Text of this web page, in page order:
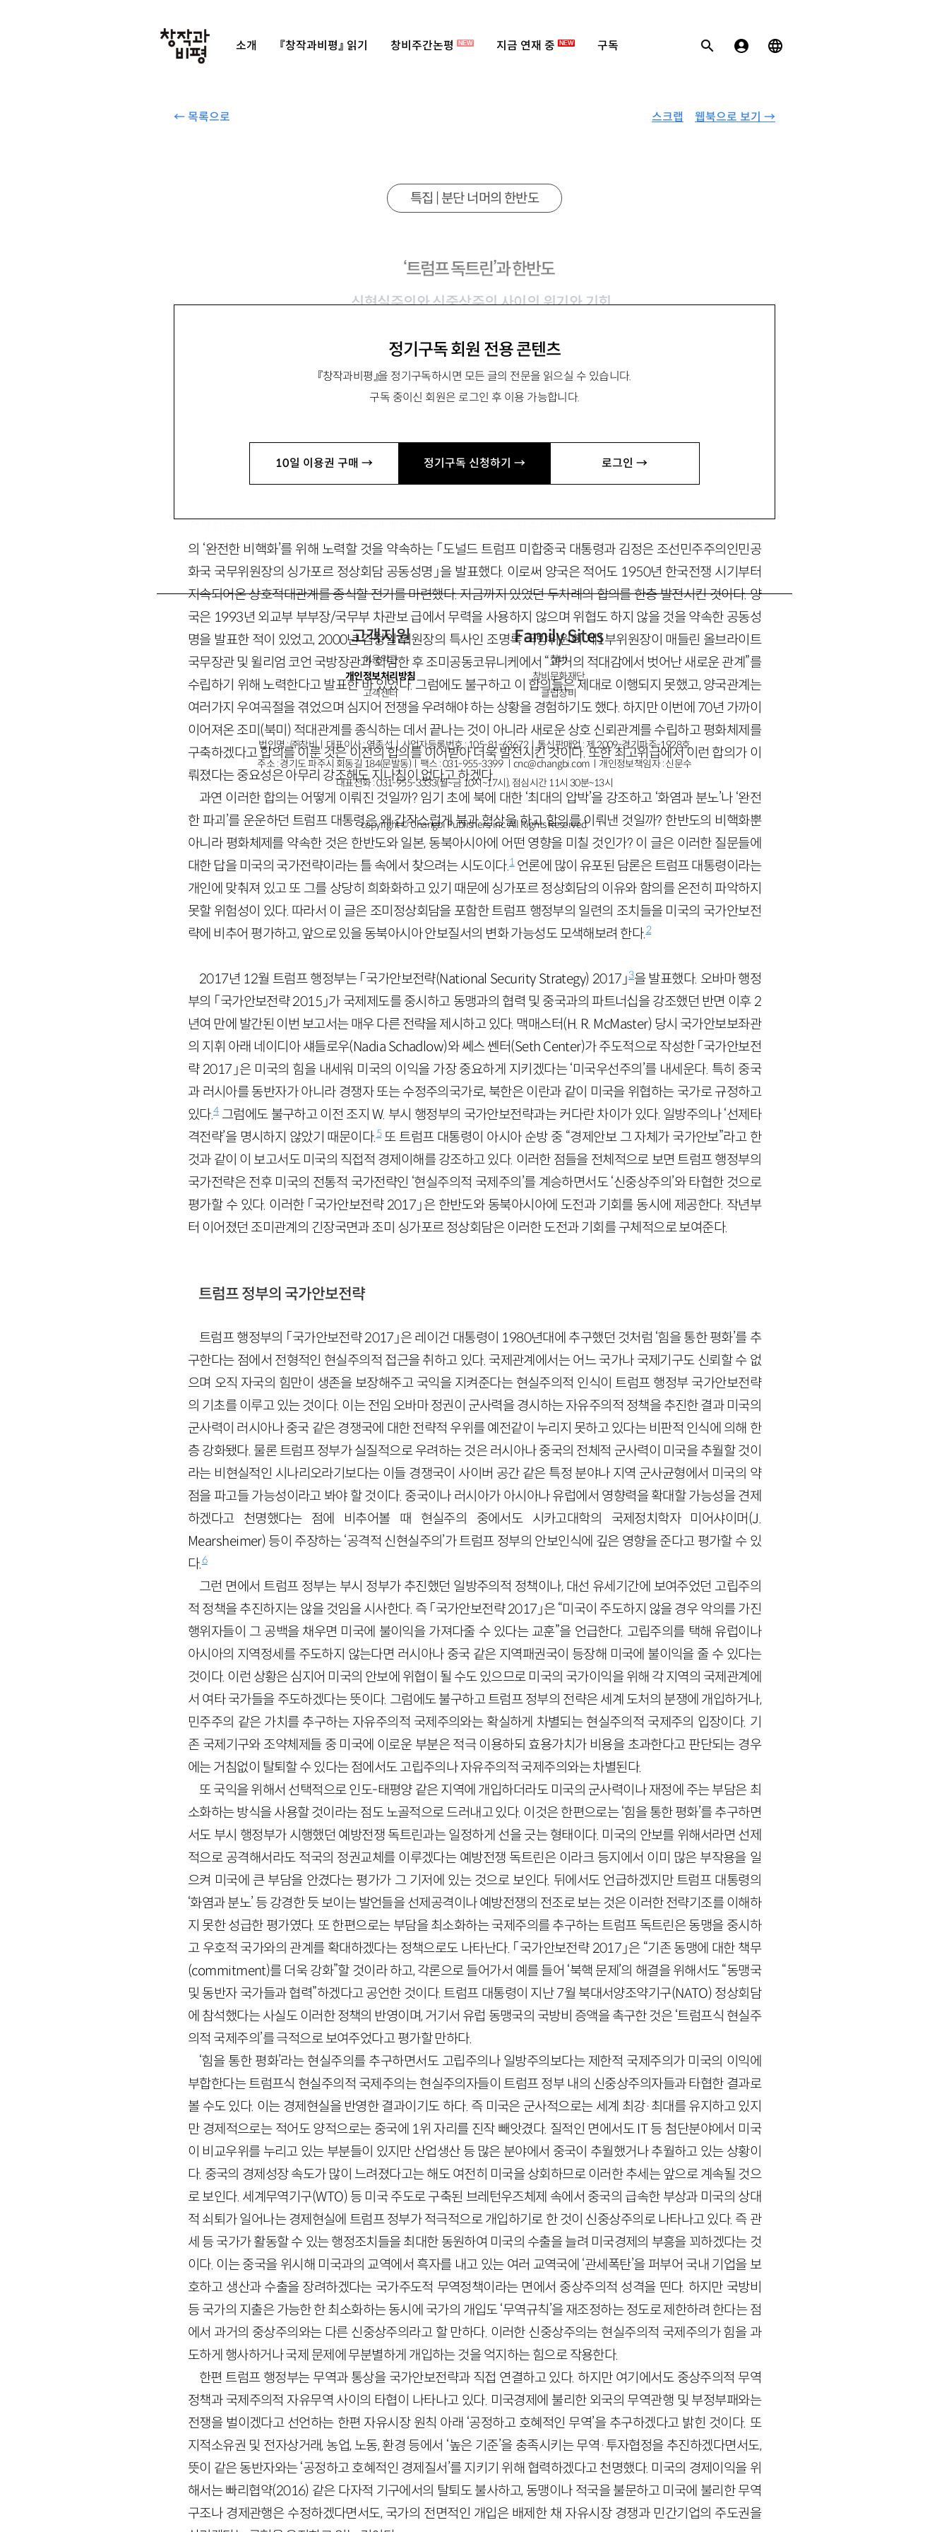
소개 『창작과비평』 읽기 창비주간논평 NEW 지금 연재 중 NEW 구독
← 목록으로 웹북으로 보기 →
스크랩
정기구독 회원 전용 콘텐츠
『창작과비평』을 정기구독하시면 모든 글의 전문을 읽으실 수 있습니다.
구독 중이신 회원은 로그인 후 이용 가능합니다.
10일 이용권 구매 → 정기구독 신청하기 → 로그인 →
특집 | 분단 너머의 한반도
‘트럼프 독트린’과 한반도
신현실주의와 신중상주의 사이의 위기와 기회
의 ‘완전한 비핵화’를 위해 노력할 것을 약속하는 「도널드 트럼프 미합중국 대통령과 김정은 조선민주주의인민공
화국 국무위원장의 싱가포르 정상회담 공동성명」을 발표했다. 이로써 양국은 적어도 1950년 한국전쟁 시기부터
지속되어온 상호적대관계를 종식할 전기를 마련했다. 지금까지 있었던 두차례의 합의를 한층 발전시킨 것이다. 양
국은 1993년 외교부 부부장/국무부 차관보 급에서 무력을 사용하지 않으며 위협도 하지 않을 것을 약속한 공동성
명을 발표한 적이 있었고, 2000년 김정일 위원장의 특사인 조명록 국방위원회 제1부위원장이 매들린 올브라이트
국무장관 및 윌리엄 코언 국방장관과 회담한 후 조미공동코뮤니케에서 “과거의 적대감에서 벗어난 새로운 관계”를
수립하기 위해 노력한다고 발표한 바 있었다. 그럼에도 불구하고 이 합의들은 제대로 이행되지 못했고, 양국관계는
여러가지 우여곡절을 겪었으며 심지어 전쟁을 우려해야 하는 상황을 경험하기도 했다. 하지만 이번에 70년 가까이
이어져온 조미(북미) 적대관계를 종식하는 데서 끝나는 것이 아니라 새로운 상호 신뢰관계를 수립하고 평화체제를
구축하겠다고 합의를 이룬 것은 이전의 합의를 이어받아 더욱 발전시킨 것이다. 또한 최고위급에서 이런 합의가 이
뤄졌다는 중요성은 아무리 강조해도 지나침이 없다고 하겠다.
과연 이러한 합의는 어떻게 이뤄진 것일까? 임기 초에 북에 대한 ‘최대의 압박’을 강조하고 ‘화염과 분노’나 ‘완전
한 파괴’를 운운하던 트럼프 대통령은 왜 갑작스럽게 북과 협상을 하고 합의를 이뤄낸 것일까? 한반도의 비핵화뿐
아니라 평화체제를 약속한 것은 한반도와 일본, 동북아시아에 어떤 영향을 미칠 것인가? 이 글은 이러한 질문들에
대한 답을 미국의 국가전략이라는 틀 속에서 찾으려는 시도이다.1언론에 많이 유포된 담론은 트럼프 대통령이라는
개인에 맞춰져 있고 또 그를 상당히 희화화하고 있기 때문에 싱가포르 정상회담의 이유와 함의를 온전히 파악하지
못할 위험성이 있다. 따라서 이 글은 조미정상회담을 포함한 트럼프 행정부의 일련의 조치들을 미국의 국가안보전
략에 비추어 평가하고, 앞으로 있을 동북아시아 안보질서의 변화 가능성도 모색해보려 한다.2
2017년 12월 트럼프 행정부는 「국가안보전략(National Security Strategy) 2017」3을 발표했다. 오바마 행정
부의 「국가안보전략 2015」가 국제제도를 중시하고 동맹과의 협력 및 중국과의 파트너십을 강조했던 반면 이후 2
년여 만에 발간된 이번 보고서는 매우 다른 전략을 제시하고 있다. 맥매스터(H. R. McMaster) 당시 국가안보보좌관
의 지휘 아래 네이디아 섀들로우(Nadia Schadlow)와 쎄스 쎈터(Seth Center)가 주도적으로 작성한 「국가안보전
략 2017」은 미국의 힘을 내세워 미국의 이익을 가장 중요하게 지키겠다는 ‘미국우선주의’를 내세운다. 특히 중국
과 러시아를 동반자가 아니라 경쟁자 또는 수정주의국가로, 북한은 이란과 같이 미국을 위협하는 국가로 규정하고
있다.4그럼에도 불구하고 이전 조지 W. 부시 행정부의 국가안보전략과는 커다란 차이가 있다. 일방주의나 ‘선제타
격전략’을 명시하지 않았기 때문이다.5또 트럼프 대통령이 아시아 순방 중 “경제안보 그 자체가 국가안보”라고 한
것과 같이 이 보고서도 미국의 직접적 경제이해를 강조하고 있다. 이러한 점들을 전체적으로 보면 트럼프 행정부의
국가전략은 전후 미국의 전통적 국가전략인 ‘현실주의적 국제주의’를 계승하면서도 ‘신중상주의’와 타협한 것으로
평가할 수 있다. 이러한 「국가안보전략 2017」은 한반도와 동북아시아에 도전과 기회를 동시에 제공한다. 작년부
터 이어졌던 조미관계의 긴장국면과 조미 싱가포르 정상회담은 이러한 도전과 기회를 구체적으로 보여준다.
트럼프 정부의 국가안보전략
트럼프 행정부의 「국가안보전략 2017」은 레이건 대통령이 1980년대에 추구했던 것처럼 ‘힘을 통한 평화’를 추
구한다는 점에서 전형적인 현실주의적 접근을 취하고 있다. 국제관계에서는 어느 국가나 국제기구도 신뢰할 수 없
으며 오직 자국의 힘만이 생존을 보장해주고 국익을 지켜준다는 현실주의적 인식이 트럼프 행정부 국가안보전략
의 기초를 이루고 있는 것이다. 이는 전임 오바마 정권이 군사력을 경시하는 자유주의적 정책을 추진한 결과 미국의
군사력이 러시아나 중국 같은 경쟁국에 대한 전략적 우위를 예전같이 누리지 못하고 있다는 비판적 인식에 의해 한
층 강화됐다. 물론 트럼프 정부가 실질적으로 우려하는 것은 러시아나 중국의 전체적 군사력이 미국을 추월할 것이
라는 비현실적인 시나리오라기보다는 이들 경쟁국이 사이버 공간 같은 특정 분야나 지역 군사균형에서 미국의 약
점을 파고들 가능성이라고 봐야 할 것이다. 중국이나 러시아가 아시아나 유럽에서 영향력을 확대할 가능성을 견제
하겠다고 천명했다는 점에 비추어볼 때 현실주의 중에서도 시카고대학의 국제정치학자 미어샤이머(J.
Mearsheimer) 등이 주장하는 ‘공격적 신현실주의’가 트럼프 정부의 안보인식에 깊은 영향을 준다고 평가할 수 있
다.6
그런 면에서 트럼프 정부는 부시 정부가 추진했던 일방주의적 정책이나, 대선 유세기간에 보여주었던 고립주의
적 정책을 추진하지는 않을 것임을 시사한다. 즉 「국가안보전략 2017」은 “미국이 주도하지 않을 경우 악의를 가진
행위자들이 그 공백을 채우면 미국에 불이익을 가져다줄 수 있다는 교훈”을 언급한다. 고립주의를 택해 유럽이나
아시아의 지역정세를 주도하지 않는다면 러시아나 중국 같은 지역패권국이 등장해 미국에 불이익을 줄 수 있다는
것이다. 이런 상황은 심지어 미국의 안보에 위협이 될 수도 있으므로 미국의 국가이익을 위해 각 지역의 국제관계에
서 여타 국가들을 주도하겠다는 뜻이다. 그럼에도 불구하고 트럼프 정부의 전략은 세계 도처의 분쟁에 개입하거나,
민주주의 같은 가치를 추구하는 자유주의적 국제주의와는 확실하게 차별되는 현실주의적 국제주의 입장이다. 기
존 국제기구와 조약체제들 중 미국에 이로운 부분은 적극 이용하되 효용가치가 비용을 초과한다고 판단되는 경우
에는 거침없이 탈퇴할 수 있다는 점에서도 고립주의나 자유주의적 국제주의와는 차별된다.
또 국익을 위해서 선택적으로 인도-태평양 같은 지역에 개입하더라도 미국의 군사력이나 재정에 주는 부담은 최
소화하는 방식을 사용할 것이라는 점도 노골적으로 드러내고 있다. 이것은 한편으로는 ‘힘을 통한 평화’를 추구하면
서도 부시 행정부가 시행했던 예방전쟁 독트린과는 일정하게 선을 긋는 형태이다. 미국의 안보를 위해서라면 선제
적으로 공격해서라도 적국의 정권교체를 이루겠다는 예방전쟁 독트린은 이라크 등지에서 이미 많은 부작용을 일
으켜 미국에 큰 부담을 안겼다는 평가가 그 기저에 있는 것으로 보인다. 뒤에서도 언급하겠지만 트럼프 대통령의
‘화염과 분노’ 등 강경한 듯 보이는 발언들을 선제공격이나 예방전쟁의 전조로 보는 것은 이러한 전략기조를 이해하
지 못한 성급한 평가였다. 또 한편으로는 부담을 최소화하는 국제주의를 추구하는 트럼프 독트린은 동맹을 중시하
고 우호적 국가와의 관계를 확대하겠다는 정책으로도 나타난다. 「국가안보전략 2017」은 “기존 동맹에 대한 책무
(commitment)를 더욱 강화”할 것이라 하고, 각론으로 들어가서 예를 들어 ‘북핵 문제’의 해결을 위해서도 “동맹국
및 동반자 국가들과 협력”하겠다고 공언한 것이다. 트럼프 대통령이 지난 7월 북대서양조약기구(NATO) 정상회담
에 참석했다는 사실도 이러한 정책의 반영이며, 거기서 유럽 동맹국의 국방비 증액을 촉구한 것은 ‘트럼프식 현실주
의적 국제주의’를 극적으로 보여주었다고 평가할 만하다.
‘힘을 통한 평화’라는 현실주의를 추구하면서도 고립주의나 일방주의보다는 제한적 국제주의가 미국의 이익에
부합한다는 트럼프식 현실주의적 국제주의는 현실주의자들이 트럼프 정부 내의 신중상주의자들과 타협한 결과로
볼 수도 있다. 이는 경제현실을 반영한 결과이기도 하다. 즉 미국은 군사적으로는 세계 최강·최대를 유지하고 있지
만 경제적으로는 적어도 양적으로는 중국에 1위 자리를 진작 빼앗겼다. 질적인 면에서도 IT 등 첨단분야에서 미국
이 비교우위를 누리고 있는 부분들이 있지만 산업생산 등 많은 분야에서 중국이 추월했거나 추월하고 있는 상황이
다. 중국의 경제성장 속도가 많이 느려졌다고는 해도 여전히 미국을 상회하므로 이러한 추세는 앞으로 계속될 것으
로 보인다. 세계무역기구(WTO) 등 미국 주도로 구축된 브레턴우즈체제 속에서 중국의 급속한 부상과 미국의 상대
적 쇠퇴가 일어나는 경제현실에 트럼프 정부가 적극적으로 개입하기로 한 것이 신중상주의로 나타나고 있다. 즉 관
세 등 국가가 활동할 수 있는 행정조치들을 최대한 동원하여 미국의 수출을 늘려 미국경제의 부흥을 꾀하겠다는 것
이다. 이는 중국을 위시해 미국과의 교역에서 흑자를 내고 있는 여러 교역국에 ‘관세폭탄’을 퍼부어 국내 기업을 보
호하고 생산과 수출을 장려하겠다는 국가주도적 무역정책이라는 면에서 중상주의적 성격을 띤다. 하지만 국방비
등 국가의 지출은 가능한 한 최소화하는 동시에 국가의 개입도 ‘무역규칙’을 재조정하는 정도로 제한하려 한다는 점
에서 과거의 중상주의와는 다른 신중상주의라고 할 만하다. 이러한 신중상주의는 현실주의적 국제주의가 힘을 과
도하게 행사하거나 국제 문제에 무분별하게 개입하는 것을 억지하는 힘으로 작용한다.
한편 트럼프 행정부는 무역과 통상을 국가안보전략과 직접 연결하고 있다. 하지만 여기에서도 중상주의적 무역
정책과 국제주의적 자유무역 사이의 타협이 나타나고 있다. 미국경제에 불리한 외국의 무역관행 및 부정부패와는
전쟁을 벌이겠다고 선언하는 한편 자유시장 원칙 아래 ‘공정하고 호혜적인 무역’을 추구하겠다고 밝힌 것이다. 또
지적소유권 및 전자상거래, 농업, 노동, 환경 등에서 ‘높은 기준’을 충족시키는 무역·투자협정을 추진하겠다면서도,
뜻이 같은 동반자와는 ‘공정하고 호혜적인 경제질서’를 지키기 위해 협력하겠다고 천명했다. 미국의 경제이익을 위
해서는 빠리협약(2016) 같은 다자적 기구에서의 탈퇴도 불사하고, 동맹이나 적국을 불문하고 미국에 불리한 무역
구조나 경제관행은 수정하겠다면서도, 국가의 전면적인 개입은 배제한 채 자유시장 경쟁과 민간기업의 주도권을
고객지원
이용약관
개인정보처리방침
고객센터
Family Sites
창비
창비문화재단
클럽창비
법인명 : ㈜창비ㅣ대표이사 : 염종선ㅣ사업자등록번호 : 105-81-63672ㅣ통신판매업 : 제 2009-경기파주-1928호
주소 : 경기도 파주시 회동길 184(문발동)ㅣ팩스 : 031-955-3399 ㅣcnc@changbi.com ㅣ개인정보책임자 : 신문수
대표전화 : 031-955-3333(월~금 10시~17시), 점심시간 11시 30분~13시
copyright © Changbi Publishers, inc. All Rights Reserved.